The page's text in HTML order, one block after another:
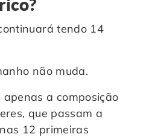
tendo 14
não muda.
apenas a composição
que passam a
12 primeiras